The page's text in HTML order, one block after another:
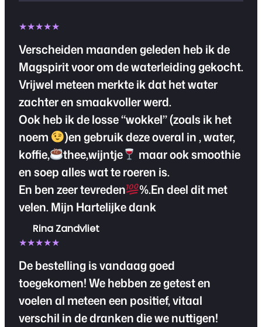
★★★★★
Verscheiden maanden geleden heb ik de
Magspirit voor om de waterleiding gekocht.
Vrijwel meteen merkte ik dat het water
zachter en smaakvoller werd.
Ook heb ik de losse “wokkel” (zoals ik het
noem
)en gebruik deze overal in , water,
koffie,
thee,wijntje
maar ook smoothie
en soep alles wat te roeren is.
En ben zeer tevreden
%.En deel dit met
velen. Mijn Hartelijke dank
Rina Zandvliet
★★★★★
De bestelling is vandaag goed
toegekomen! We hebben ze getest en
voelen al meteen een positief, vitaal
verschil in de dranken die we nuttigen!